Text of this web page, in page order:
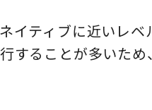
イティブに近いレベ
することが多いため